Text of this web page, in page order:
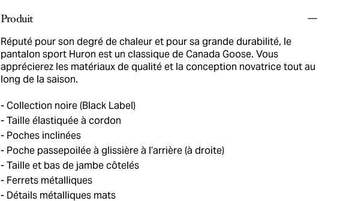
Produit
Réputé pour son degré de chaleur et pour sa grande durabilité, le
pantalon sport Huron est un classique de Canada Goose. Vous
apprécierez les matériaux de qualité et la conception novatrice tout au
long de la saison.
Collection noire (Black Label)
Taille élastiquée à cordon
Poches inclinées
Poche passepoilée à glissière à l’arrière (à droite)
Taille et bas de jambe côtelés
Ferrets métalliques
Détails métalliques mats